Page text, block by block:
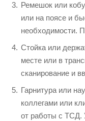
Ремешок или
или на поясе и
необходимости.
Стойка или
месте или в
сканирование и
Гарнитура или
коллегами или
от работы с ТСД.